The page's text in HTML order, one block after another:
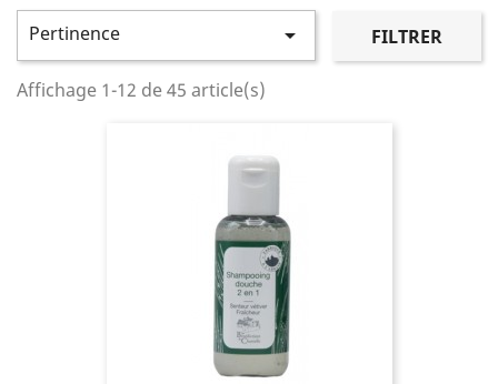
Pertinence  FILTRER
Affichage 1-12 de 45 article(s)